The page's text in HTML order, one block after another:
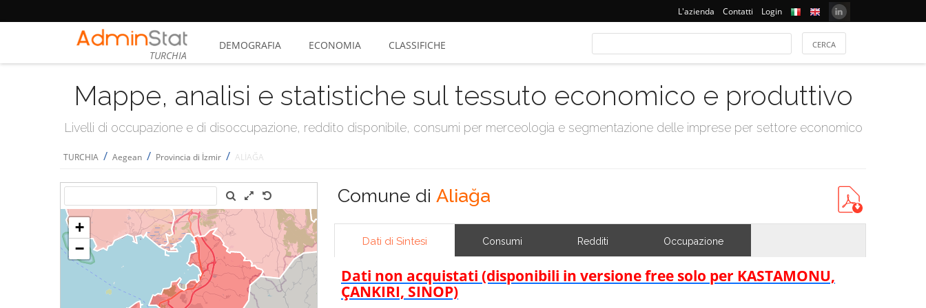
L'azienda Contatti Login
TURCHIA
DEMOGRAFIA ECONOMIA CLASSIFICHE
Mappe, analisi e statistiche sul tessuto economico e produttivo
Livelli di occupazione e di disoccupazione, reddito disponibile, consumi per merceologia e segmentazione delle imprese per settore economico
TURCHIA / Aegean / Provincia di İzmir / ALİAĞA
Comune di Aliağa
Dati di Sintesi Consumi Redditi Occupazione
Dati non acquistati (disponibili in versione free solo per KASTAMONU,
ÇANKIRI, SINOP)